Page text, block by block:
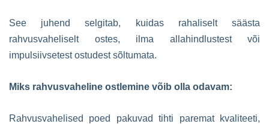
See juhend selgitab, kuidas rahaliselt säästa
rahvusvaheliselt ostes, ilma allahindlustest või
impulsiivsetest ostudest sõltumata.
Miks rahvusvaheline ostlemine võib olla odavam:
Rahvusvahelised poed pakuvad tihti paremat kvaliteeti,